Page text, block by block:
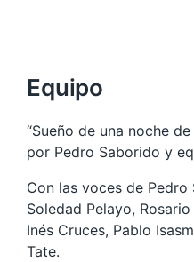
Equipo
“Sueño de una noche
por Pedro Saborido y
Con las voces de Pedro
Soledad Pelayo,
Inés Cruces, Pablo
Tate.